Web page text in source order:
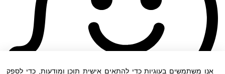
אנו משתמשים בעוגיות כדי להתאים אישית תוכן ומודעות, כדי לספק